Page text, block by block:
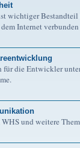
wichtiger Bestandteil
Internet
für die Entwickler
und weitere